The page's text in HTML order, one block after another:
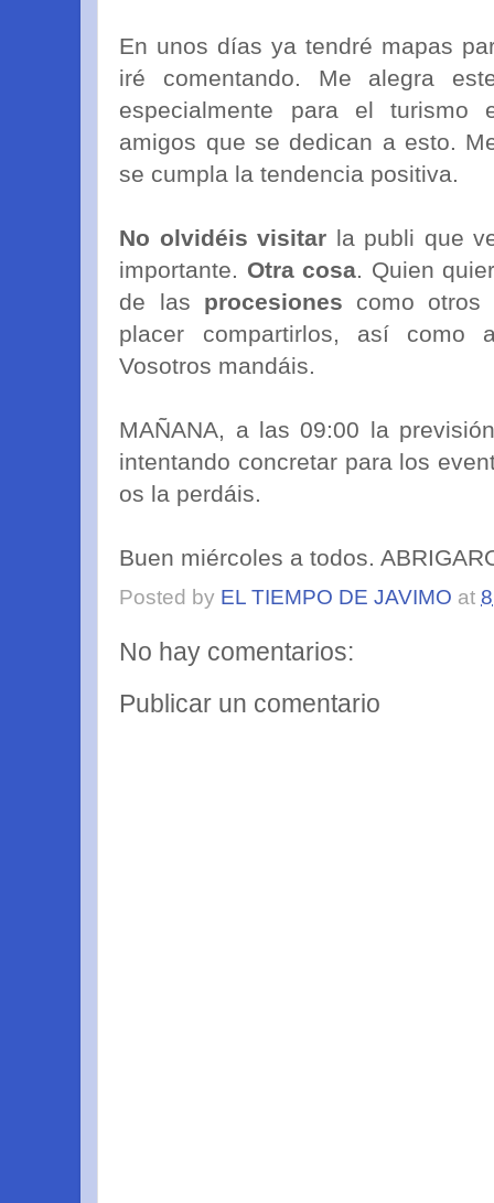
En unos días ya tendré mapas
iré comentando. Me alegra
especialmente para el turismo
amigos que se dedican a esto.
se cumpla la tendencia positiva.
No olvidéis visitar la publi que
importante. Otra cosa. Quien
de las procesiones como
placer compartirlos, así como
Vosotros mandáis.
MAÑANA, a las 09:00 la
intentando concretar para los
os la perdáis.
Buen miércoles a todos.
Posted by EL TIEMPO DE JAVIMO at
No hay comentarios:
Publicar un comentario